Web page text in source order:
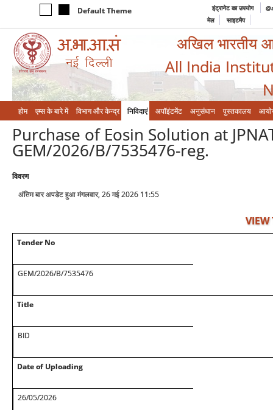
Default Theme इंट्रानेट का उपयोग
मेल
साइटमैप
अखिल भारतीय
All India
होम एम्‍स के बारे में विभाग और केन्‍द्र निविदाएं अपॉइंटमेंट अनुसंधान पुस्तकालय
Purchase of Eosin Solution at
GEM/2026/B/7535476-reg.
विवरण
अंतिम बार अपडेट हुआ मंगलवार, 26 मई 2026 11:55
VIEW
Tender No
GEM/2026/B/7535476
Title
BID
Date of Uploading
26/05/2026